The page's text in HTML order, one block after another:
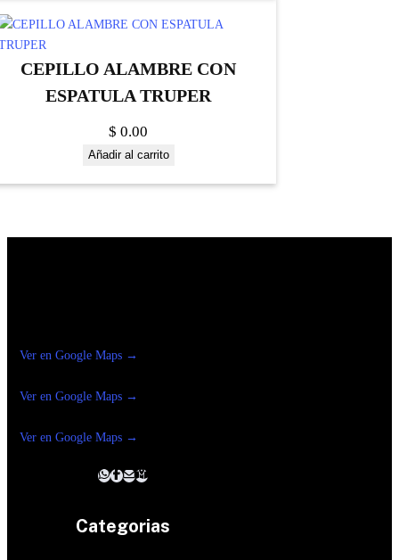
CEPILLO ALAMBRE CON
ESPATULA TRUPER
$ 0.00
Añadir al carrito
Ver en Google Maps →
Ver en Google Maps →
Ver en Google Maps →
Categorias